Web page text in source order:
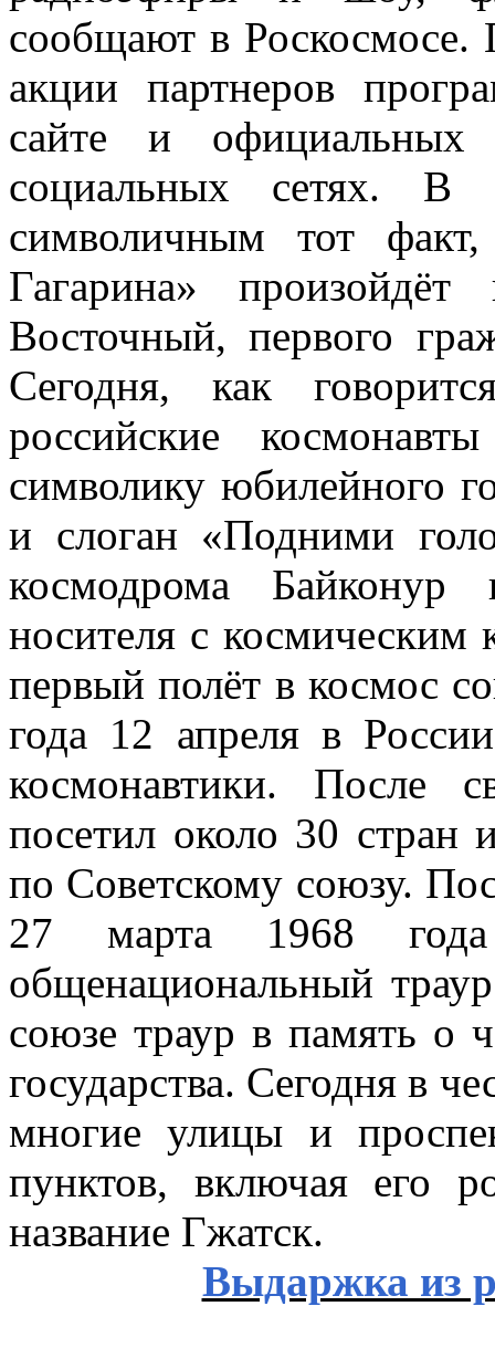
сообщают в Роскосмосе.
акции партнеров
сайте и официальных
социальных сетях. В
символичным тот
Гагарина»
Восточный, первого
Сегодня, как
российские
символику юбилейного
и слоган «Подними
космодрома Байконур
носителя с космическим
первый полёт в космос
года 12 апреля в
космонавтики. После
посетил около 30 стран
по Советскому союзу.
27 марта 1968
общенациональный
союзе траур в память о
государства. Сегодня в
многие улицы и
пунктов, включая его
название Гжатск.
Выдаржка из